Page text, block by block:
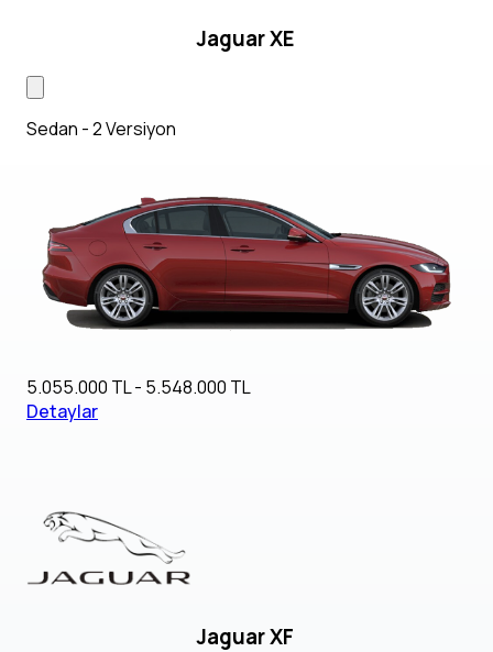
Jaguar XE
Sedan - 2 Versiyon
5.055.000 TL - 5.548.000 TL
Detaylar
Jaguar XF